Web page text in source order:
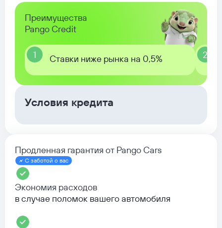
Преимущества
Pango Credit
1 Ставки ниже рынка на 0,5% 2
Условия кредита
Продленная гарантия от Pango Cars
С заботой о вас
Экономия расходов
в случае поломок вашего автомобиля